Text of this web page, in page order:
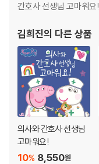
간호사 선생님 고마워요!
김희진의 다른 상품
의사와 간호사 선생님
고마워요!
8,550원
10%